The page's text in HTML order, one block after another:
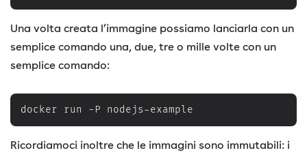
Una volta creata l’immagine possiamo lanciarla con un
semplice comando una, due, tre o mille volte con un
semplice comando:
docker run -P nodejs-example
Ricordiamoci inoltre che le immagini sono immutabili: i